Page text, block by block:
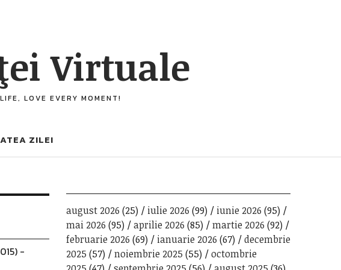
Virtuale
LOVE EVERY MOMENT!
ZILEI
august 2026 (25) iulie 2026 (99) iunie 2026 (95)
mai 2026 (95) aprilie 2026 (85) martie 2026 (92)
februarie 2026 (69) ianuarie 2026 (67)
decembrie
2025 (57) noiembrie 2025 (55)
octombrie